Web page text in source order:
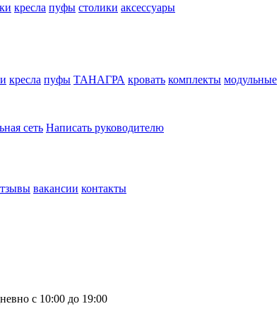
кресла пуфы столики аксессуары
кресла пуфы ТАНАГРА кровать комплекты модульные
сеть Написать руководителю
вакансии контакты
с 10:00 до 19:00